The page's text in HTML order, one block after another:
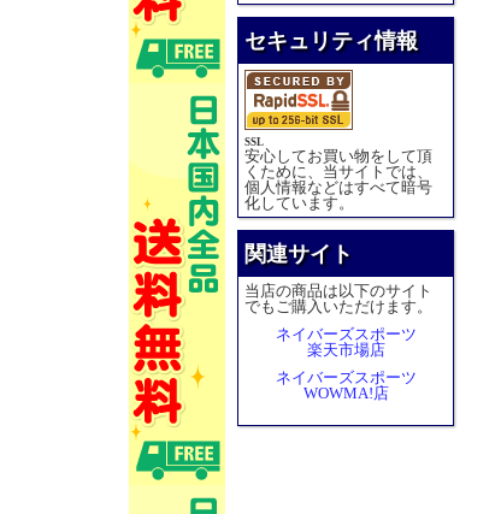
セキュリティ情報
SSL
安心してお買い物をして頂
くために、当サイトでは、
個人情報などはすべて暗号
化しています。
関連サイト
当店の商品は以下のサイト
でもご購入いただけます。
ネイバーズスポーツ
楽天市場店
ネイバーズスポーツ
WOWMA!店